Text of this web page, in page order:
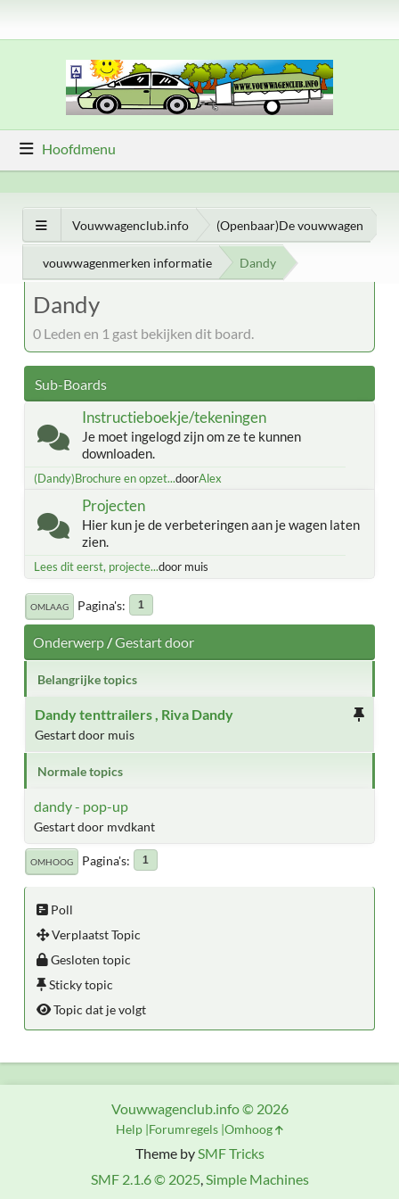
Hoofdmenu
Vouwwagenclub.info (Openbaar)De vouwwagen
vouwwagenmerken informatie Dandy
Dandy
0 Leden en 1 gast bekijken dit board.
Sub-Boards
Instructieboekje/tekeningen
Je moet ingelogd zijn om ze te kunnen
downloaden.
(Dandy)Brochure en opzet...doorAlex
Projecten
Hier kun je de verbeteringen aan je wagen laten
zien.
Lees dit eerst, projecte...door muis
OMLAAG Pagina's 1
Onderwerp/Gestart door
Belangrijke topics
Dandy tenttrailers , Riva Dandy
Gestart door muis
Normale topics
dandy - pop-up
Gestart door mvdkant
OMHOOG Pagina's 1
Poll
Verplaatst Topic
Gesloten topic
Sticky topic
Topic dat je volgt
Theme bySMF Tricks
SMF 2.1.6 © 2025,Simple Machines
Vouwwagenclub.info © 2026
Help Forumregels Omhoog